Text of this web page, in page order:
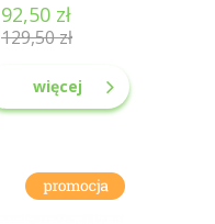
noc
92,50 zł
129,50zł
więcej